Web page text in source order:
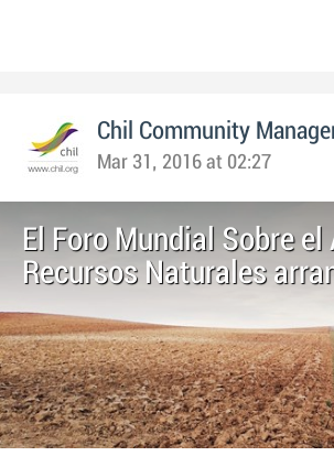
Chil Community
Mar 31, 2016 at 02:27
El Foro Mundial Sobre
Recursos Naturales